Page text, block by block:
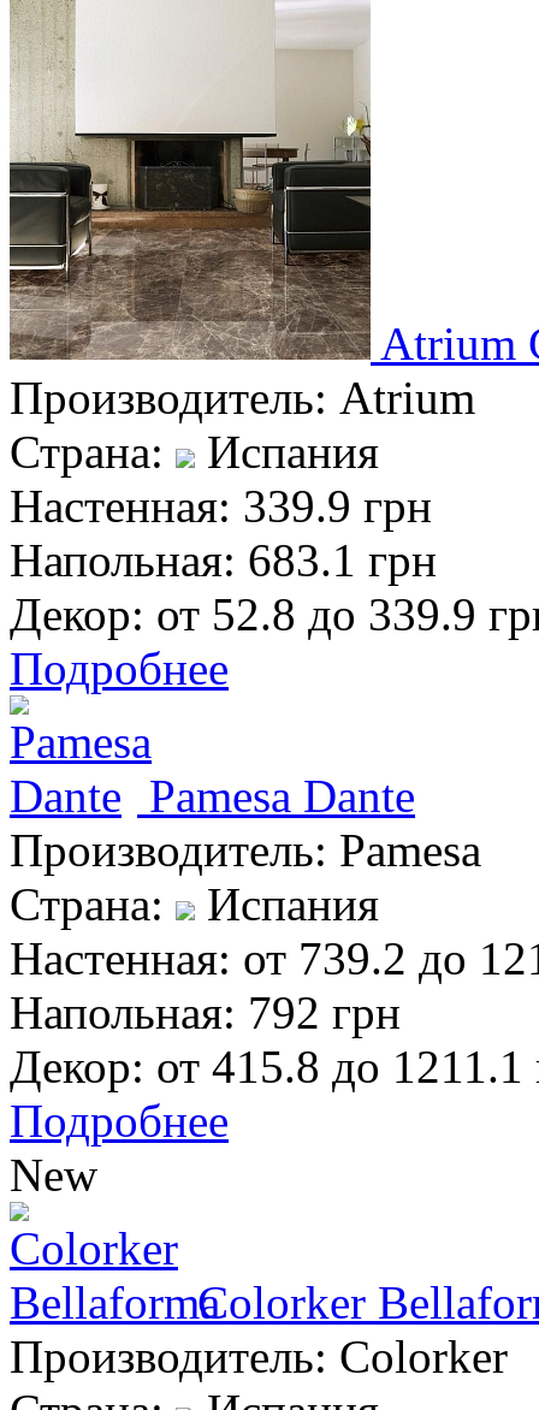
Atrium
Производитель: Atrium
Страна:
Испания
Настенная: 339.9 грн
Напольная: 683.1 грн
Декор: от 52.8 до 339.9
Подробнее
Pamesa Dante
Производитель: Pamesa
Страна:
Испания
Настенная: от 739.2 до
Напольная: 792 грн
Декор: от 415.8 до 1211.1
Подробнее
New
Colorker
Производитель: Colorker